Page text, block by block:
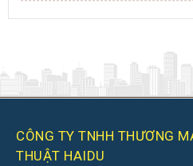
CÔNG TY TNHH THƯƠNG
THUẬT HAIDU